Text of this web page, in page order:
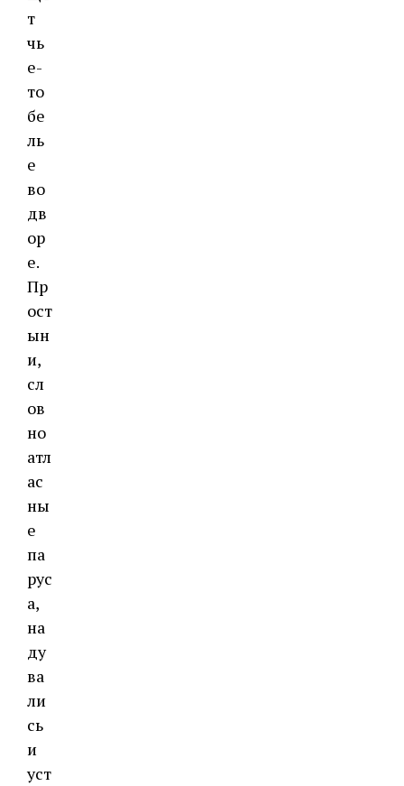
т
чь
е-
то
бе
ль
е
во
дв
ор
е.
Пр
ост
ын
и,
сл
ов
но
атл
ас
ны
е
па
рус
а,
на
ду
ва
ли
сь
и
уст